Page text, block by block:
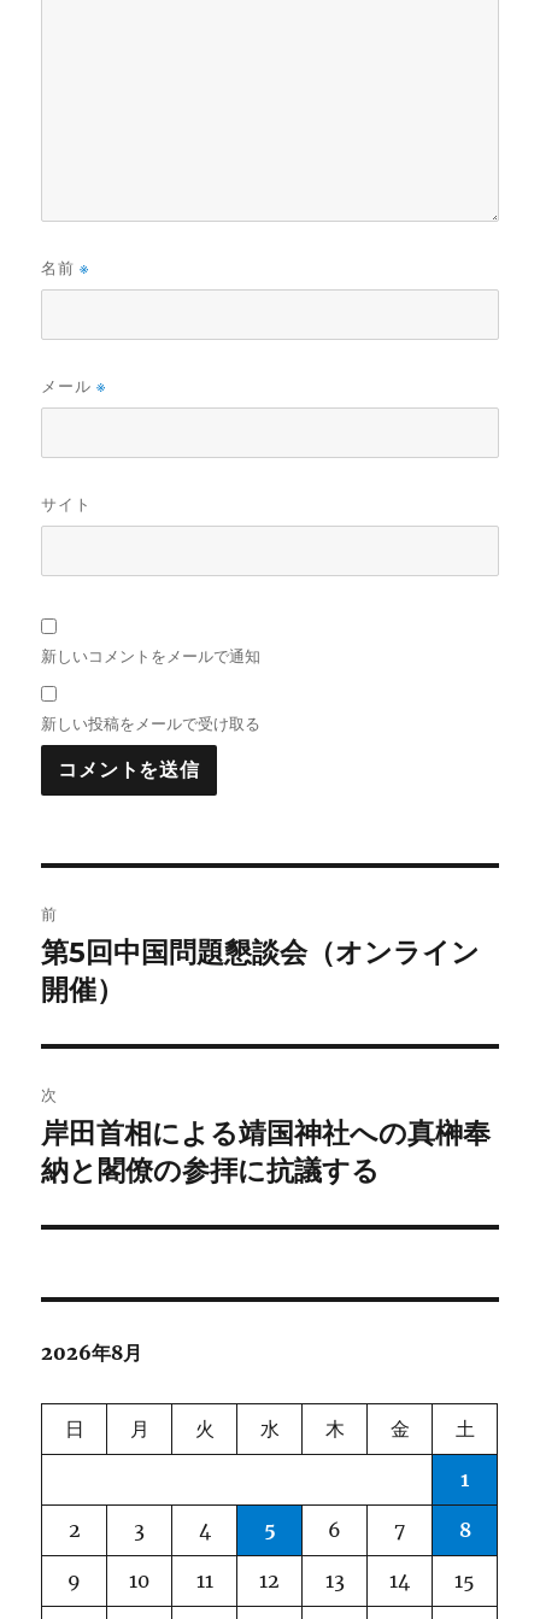
名前※
メール※
サイト
新しいコメントをメールで通知
新しい投稿をメールで受け取る
稿
ナ
ビ
ゲ
ー
シ
ン
前
前
の
稿:
第5回中国問題懇談会（オンライン
開催）
次
次
の
稿:
岸田首相による靖国神社への真榊奉
納と閣僚の参拝に抗議する
2026年8月
日 月 火 水 木 金 土
1
2 3 4 5 6 7 8
9 10 11 12 13 14 15